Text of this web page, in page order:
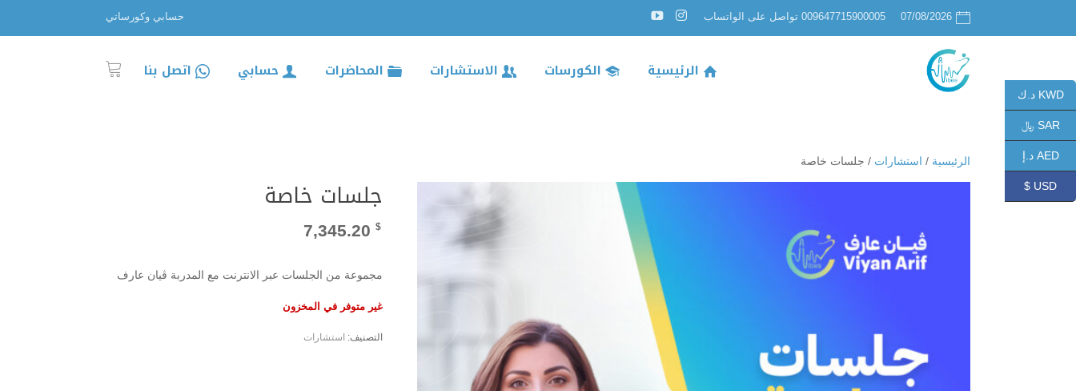
07/08/2026 009647715900005 تواصل على الواتساب حسابي وكورساتي
الرئيسية الكورسات الاستشارات المحاضرات حسابي اتصل بنا
الرئيسية / استشارات / جلسات خاصة
جلسات خاصة
7,345.20 $
مجموعة من الجلسات عبر الانترنت مع المدربة ڤيان عارف
غير متوفر في المخزون
التصنيف: استشارات
KWD د.ك
SAR ﷼
AED د.إ
USD $